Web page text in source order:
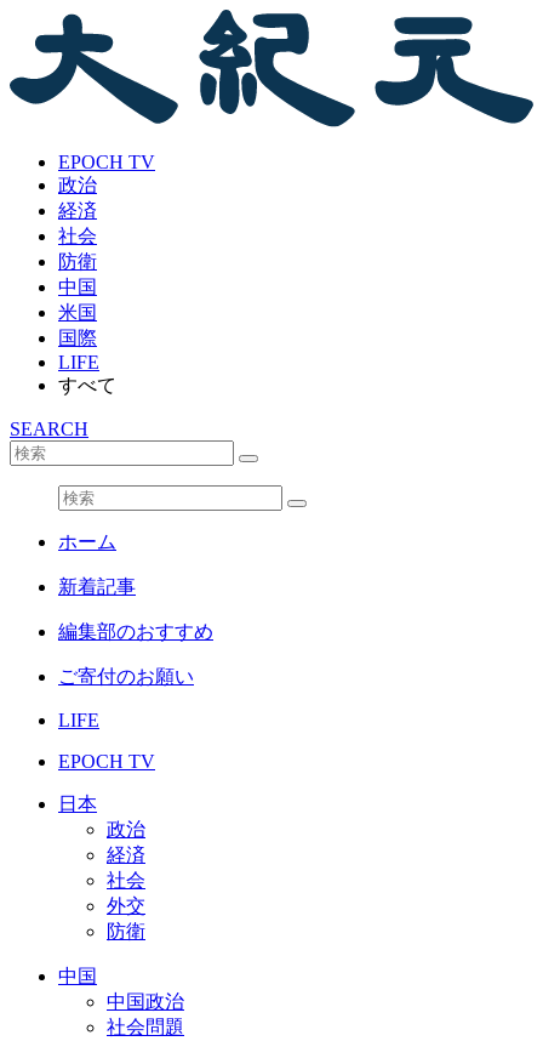
EPOCH TV
政治
経済
社会
防衛
中国
米国
国際
LIFE
すべて
SEARCH
ホーム
新着記事
編集部のおすすめ
ご寄付のお願い
LIFE
EPOCH TV
日本
政治
経済
社会
外交
防衛
中国
中国政治
社会問題